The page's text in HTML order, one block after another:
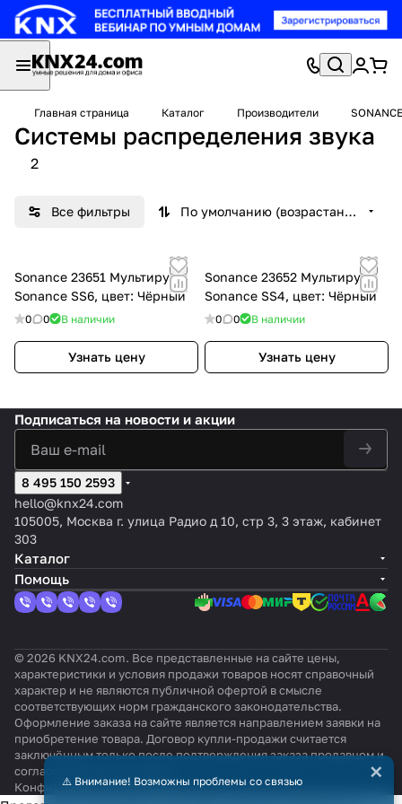
Главная страница Каталог Производители SONANCE
Системы распределения звука
2
Все фильтры По умолчанию (возрастание)
Sonance 23651 Мультирум
Sonance SS6, цвет: Чёрный
0 0 В наличии
Узнать цену
Sonance 23652 Мультирум
Sonance SS4, цвет: Чёрный
0 0 В наличии
Узнать цену
Подписаться на новости и акции
8 495 150 2593
hello@knx24.com
105005, Москва г. улица Радио д 10, стр 3, 3 этаж, кабинет
303
Каталог
Помощь
© 2026 KNX24.com. Все представленные на сайте цены,
характеристики и условия продажи товаров носят справочный
характер и не являются публичной офертой в смысле
соответствующих норм гражданского законодательства.
Оформление заказа на сайте является направлением заявки на
приобретение товара. Договор купли-продажи считается
заключённым только после подтверждения заказа продавцом и
согласования всех условий.
КонфиденциальностьОферта
⚠️ Внимание! Возможны проблемы со связью
×